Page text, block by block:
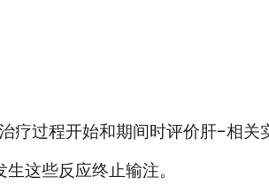
疗过程开始和期间时评价肝-相关
这些反应终止输注。